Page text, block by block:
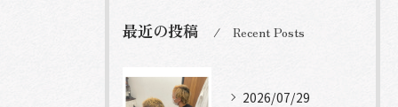
最近の投稿 Recent Posts
2026/07/29